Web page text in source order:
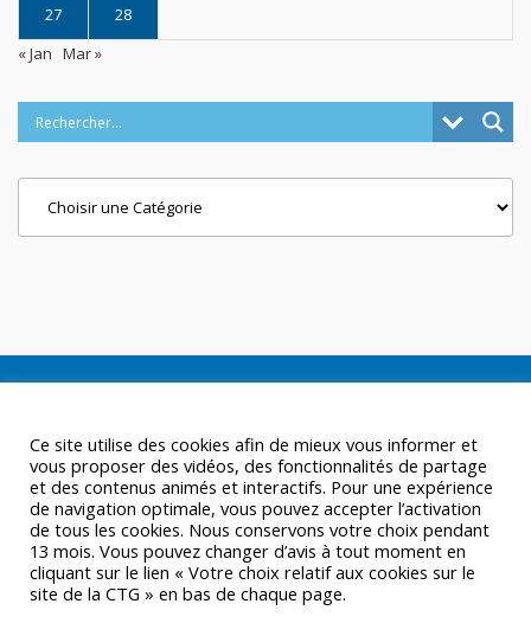
27
28
« Jan Mar »
Ce site utilise des cookies afin de mieux vous informer et
vous proposer des vidéos, des fonctionnalités de partage
et des contenus animés et interactifs. Pour une expérience
de navigation optimale, vous pouvez accepter l’activation
de tous les cookies. Nous conservons votre choix pendant
13 mois. Vous pouvez changer d’avis à tout moment en
cliquant sur le lien « Votre choix relatif aux cookies sur le
site de la CTG » en bas de chaque page.